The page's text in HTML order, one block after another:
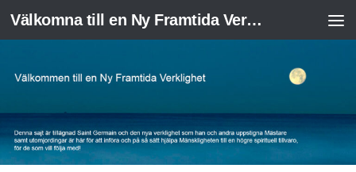
Skip to content Välkomna till en Ny Framtida Verklighet